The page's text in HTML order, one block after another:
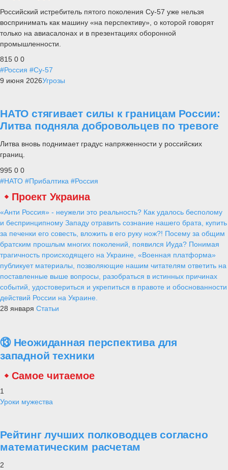
Российский истребитель пятого поколения Су-57 уже нельзя
воспринимать как машину «на перспективу», о которой говорят
только на авиасалонах и в презентациях оборонной
промышленности.
815 0 0
#Россия #Су-57
9 июня 2026Угрозы
НАТО стягивает силы к границам России:
Литва подняла добровольцев по тревоге
Литва вновь поднимает градус напряженности у российских
границ.
995 0 0
#НАТО #Прибалтика #Россия
Проект Украина
«Анти Россия» - неужели это реальность? Как удалось бесполому
и беспринципному Западу отравить сознание нашего брата, купить
за печенки его совесть, вложить в его руку нож?! Посему за общим
братским прошлым многих поколений, появился Иуда? Понимая
трагичность происходящего на Украине, «Военная платформа»
публикует материалы, позволяющие нашим читателям ответить на
поставленные выше вопросы, разобраться в истинных причинах
событий, удостовериться и укрепиться в правоте и обоснованности
действий России на Украине.
28 января Статьи
⑬ Неожиданная перспектива для
западной техники
Самое читаемое
1
Уроки мужества
Рейтинг лучших полководцев согласно
математическим расчетам
2